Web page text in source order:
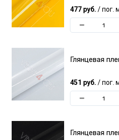
477 руб. / пог.
Глянцевая
451 руб. / пог.
Глянцевая